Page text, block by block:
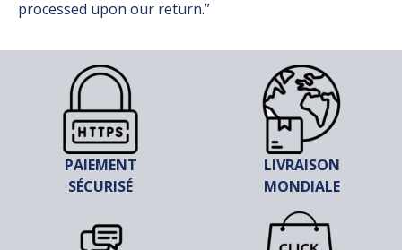
processed upon our return.”
PAIEMENT
SÉCURISÉ
LIVRAISON
MONDIALE